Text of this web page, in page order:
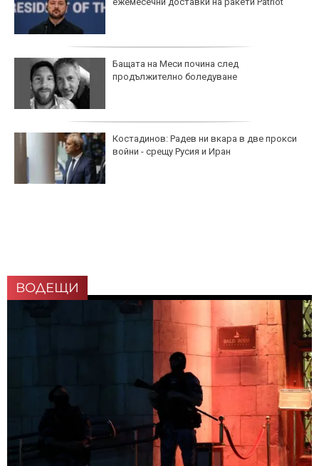
Бащата на Меси почина след
продължително боледуване
Костадинов: Радев ни вкара в две прокси
войни - срещу Русия и Иран
ВОДЕЩИ